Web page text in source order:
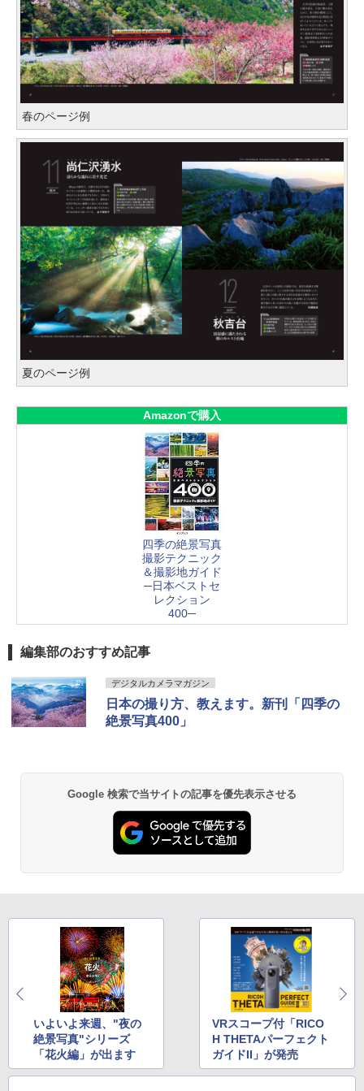
春のページ例
夏のページ例
Amazonで購入
四季の絶景写真
撮影テクニック
＆撮影地ガイド
─日本ベストセ
レクション
400─
編集部のおすすめ記事
デジタルカメラマガジン
日本の撮り方、教えます。新刊「四季の
絶景写真400」
Google 検索で当サイトの記事を優先表示させる
いよいよ来週、"夜の
絶景写真"シリーズ
「花火編」が出ます
VRスコープ付「RICO
H THETAパーフェクト
ガイドII」が発売